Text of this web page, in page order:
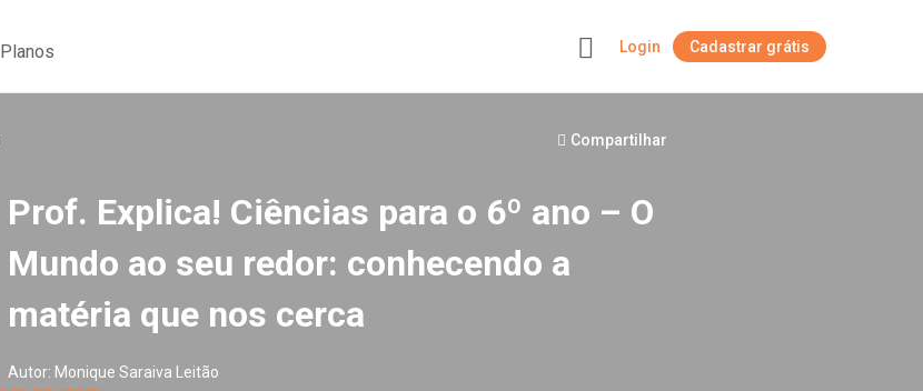
Planos Login Cadastrar grátis
Compartilhar
Prof. Explica! Ciências para o 6º ano – O
Mundo ao seu redor: conhecendo a
matéria que nos cerca
Autor: Monique Saraiva Leitão